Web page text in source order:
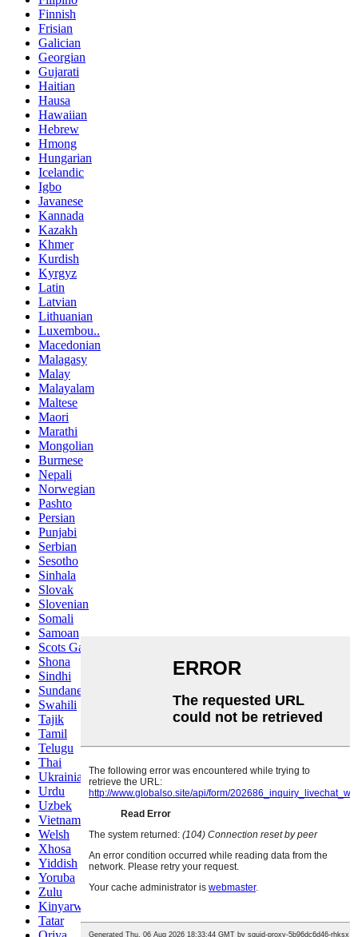
Finnish
Frisian
Galician
Georgian
Gujarati
Haitian
Hausa
Hawaiian
Hebrew
Hmong
Hungarian
Icelandic
Igbo
Javanese
Kannada
Kazakh
Khmer
Kurdish
Kyrgyz
Latin
Latvian
Lithuanian
Luxembou..
Macedonian
Malagasy
Malay
Malayalam
Maltese
Maori
Marathi
Mongolian
Burmese
Nepali
Norwegian
Pashto
Persian
Punjabi
Serbian
Sesotho
Sinhala
Slovak
Slovenian
Somali
Samoan
Scots Gaelic
Shona
Sindhi
Sundanese
Swahili
Tajik
Tamil
Telugu
Thai
Ukrainian
Urdu
Uzbek
Vietnamese
Welsh
Xhosa
Yiddish
Yoruba
Zulu
Kinyarwanda
Tatar